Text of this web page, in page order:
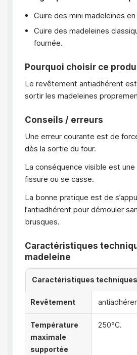
Cuire des mini madeleines
Cuire des madeleines
fournée.
Pourquoi choisir ce
Le revêtement antiadhérent
sortir les madeleines
Conseils / erreurs
Une erreur courante est de
dès la sortie du four.
La conséquence visible est une
fissure ou se casse.
La bonne pratique est de
l’antiadhérent pour démouler
brusques.
Caractéristiques
madeleine
Caractéristiques techniques
Revêtement
Température
maximale
supportée
250°C.